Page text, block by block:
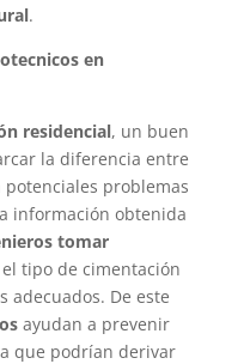
.
en
residencial, un buen
la diferencia entre
problemas
información obtenida
tomar
tipo de cimentación
adecuados. De este
ayudan a prevenir
que podrían derivar